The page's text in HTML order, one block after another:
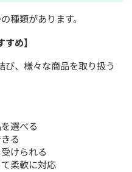
種類があります。
め】
び、様々な商品を取り扱う
選べる
る
けられる
柔軟に対応